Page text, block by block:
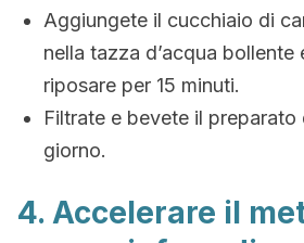
Aggiungete il cucchiaio di
nella tazza d’acqua bollente
riposare per 15 minuti.
Filtrate e bevete il preparato
giorno.
4. Accelerare il